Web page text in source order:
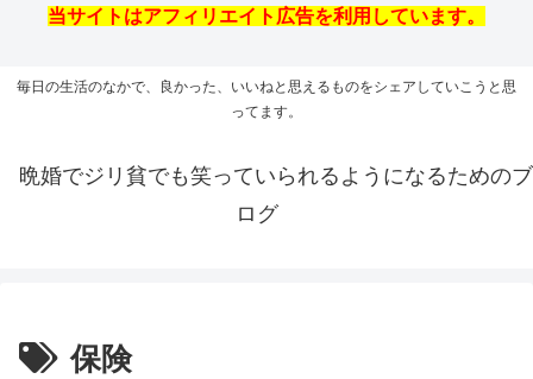
当サイトはアフィリエイト広告を利用しています。
毎日の生活のなかで、良かった、いいねと思えるものをシェアしていこうと思
ってます。
晩婚でジリ貧でも笑っていられるようになるためのブ
ログ
保険